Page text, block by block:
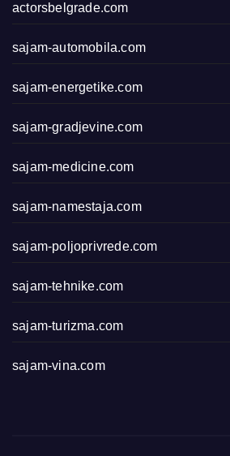
actorsbelgrade.com
sajam-automobila.com
sajam-energetike.com
sajam-gradjevine.com
sajam-medicine.com
sajam-namestaja.com
sajam-poljoprivrede.com
sajam-tehnike.com
sajam-turizma.com
sajam-vina.com